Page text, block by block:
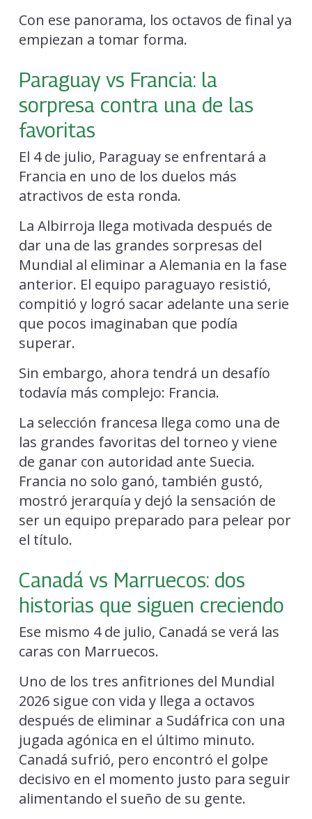
Con ese panorama, los octavos de final ya
empiezan a tomar forma.
Paraguay vs Francia: la
sorpresa contra una de las
favoritas
El 4 de julio, Paraguay se enfrentará a
Francia en uno de los duelos más
atractivos de esta ronda.
La Albirroja llega motivada después de
dar una de las grandes sorpresas del
Mundial al eliminar a Alemania en la fase
anterior. El equipo paraguayo resistió,
compitió y logró sacar adelante una serie
que pocos imaginaban que podía
superar.
Sin embargo, ahora tendrá un desafío
todavía más complejo: Francia.
La selección francesa llega como una de
las grandes favoritas del torneo y viene
de ganar con autoridad ante Suecia.
Francia no solo ganó, también gustó,
mostró jerarquía y dejó la sensación de
ser un equipo preparado para pelear por
el título.
Canadá vs Marruecos: dos
historias que siguen creciendo
Ese mismo 4 de julio, Canadá se verá las
caras con Marruecos.
Uno de los tres anfitriones del Mundial
2026 sigue con vida y llega a octavos
después de eliminar a Sudáfrica con una
jugada agónica en el último minuto.
Canadá sufrió, pero encontró el golpe
decisivo en el momento justo para seguir
alimentando el sueño de su gente.